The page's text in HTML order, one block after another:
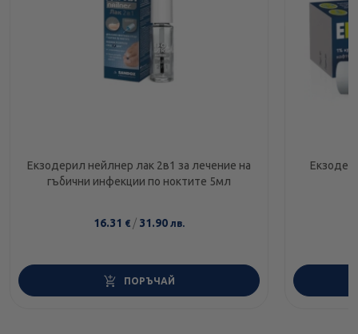
Екзодерил нейлнер лак 2в1 за лечение на
гъбични инфекции по ноктите 5мл
16.31 € / 31.90 лв.
ПОРЪЧАЙ
Екзодерил крем за